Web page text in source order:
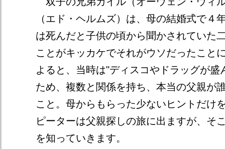
（エド・ヘルムズ）は、母の結婚式で４
は死んだと子供の頃から聞かされていた
ことがキッカケでそれがウソだったこと
よると、当時は"ディスコやドラッグが盛
ため、複数と関係を持ち、本当の父親が
こと。母からもらった少ないヒントだけ
ピーターは父親探しの旅に出ますが、そ
を知っていきます。